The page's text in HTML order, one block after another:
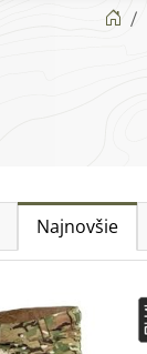
Najnovšie